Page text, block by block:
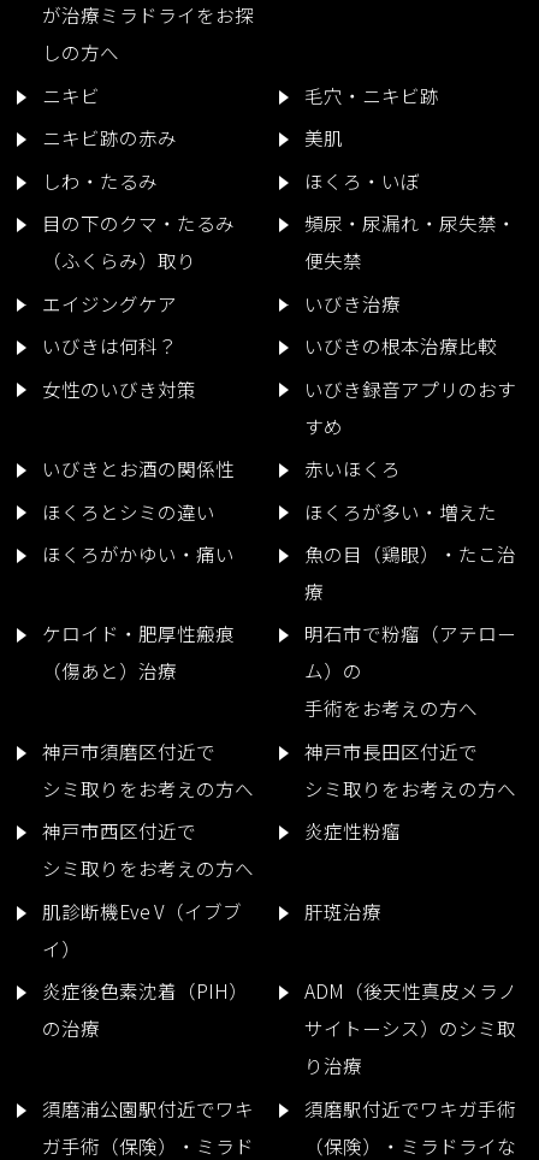
が治療ミラドライをお探
しの方へ
ニキビ
毛穴・ニキビ跡
ニキビ跡の赤み
美肌
しわ・たるみ
ほくろ・いぼ
目の下のクマ・たるみ
（ふくらみ）取り
頻尿・尿漏れ・尿失禁・
便失禁
エイジングケア
いびき治療
いびきは何科？
いびきの根本治療比較
女性のいびき対策
いびき録音アプリのおす
すめ
いびきとお酒の関係性
赤いほくろ
ほくろとシミの違い
ほくろが多い・増えた
ほくろがかゆい・痛い
魚の目（鶏眼）・たこ治
療
ケロイド・肥厚性瘢痕
（傷あと）治療
明石市で粉瘤（アテロー
ム）の
手術をお考えの方へ
神戸市須磨区付近で
シミ取りをお考えの方へ
神戸市長田区付近で
シミ取りをお考えの方へ
神戸市西区付近で
シミ取りをお考えの方へ
炎症性粉瘤
肌診断機Eve V（イブブ
イ）
肝斑治療
炎症後色素沈着（PIH）
の治療
ADM（後天性真皮メラノ
サイトーシス）のシミ取
り治療
須磨浦公園駅付近でワキ
ガ手術（保険）・ミラド
須磨駅付近でワキガ手術
（保険）・ミラドライな